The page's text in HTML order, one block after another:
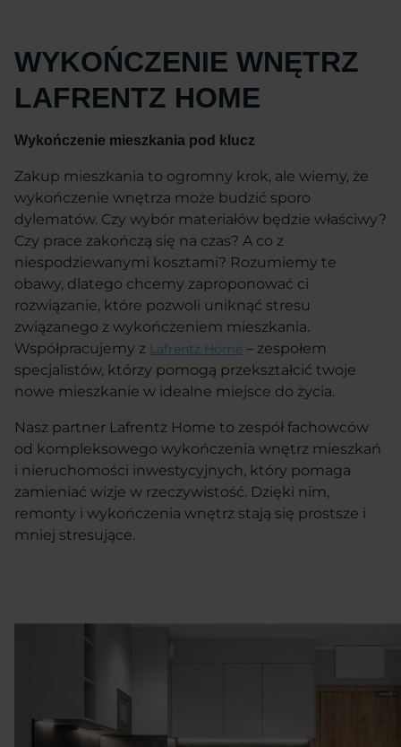
WYKOŃCZENIE WNĘTRZ
LAFRENTZ HOME
Wykończenie mieszkania pod klucz
Zakup mieszkania to ogromny krok, ale wiemy, że
wykończenie wnętrza może budzić sporo
dylematów. Czy wybór materiałów będzie właściwy?
Czy prace zakończą się na czas? A co z
niespodziewanymi kosztami? Rozumiemy te
obawy, dlatego chcemy zaproponować ci
rozwiązanie, które pozwoli uniknąć stresu
związanego z wykończeniem mieszkania.
Współpracujemy z Lafrentz Home – zespołem
specjalistów, którzy pomogą przekształcić twoje
nowe mieszkanie w idealne miejsce do życia.
Nasz partner Lafrentz Home to zespół fachowców
od kompleksowego wykończenia wnętrz mieszkań
i nieruchomości inwestycyjnych, który pomaga
zamieniać wizje w rzeczywistość. Dzięki nim,
remonty i wykończenia wnętrz stają się prostsze i
mniej stresujące.